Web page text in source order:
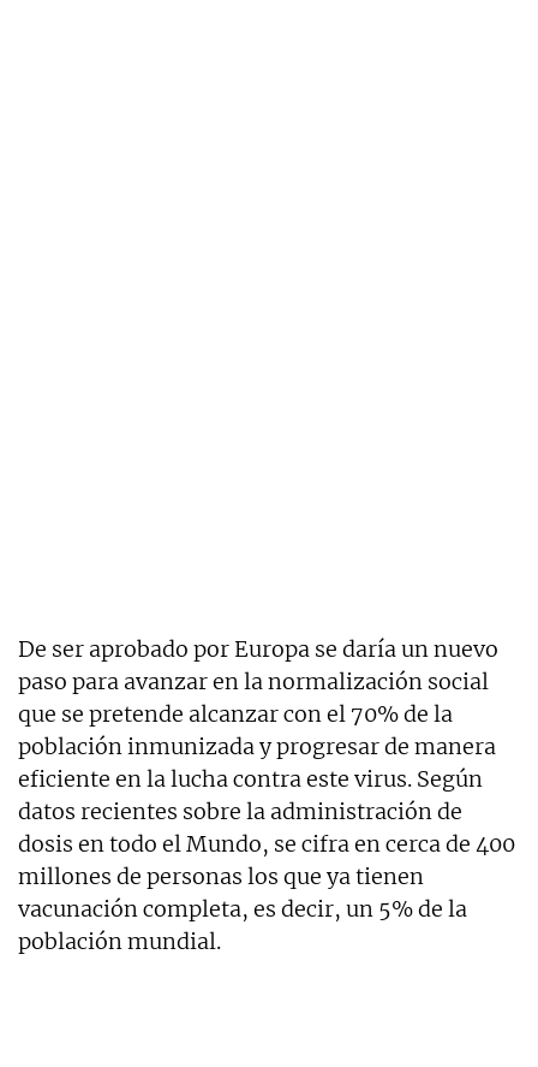
De ser aprobado por Europa se daría un nuevo
paso para avanzar en la normalización social
que se pretende alcanzar con el 70% de la
población inmunizada y progresar de manera
eficiente en la lucha contra este virus. Según
datos recientes sobre la administración de
dosis en todo el Mundo, se cifra en cerca de 400
millones de personas los que ya tienen
vacunación completa, es decir, un 5% de la
población mundial.